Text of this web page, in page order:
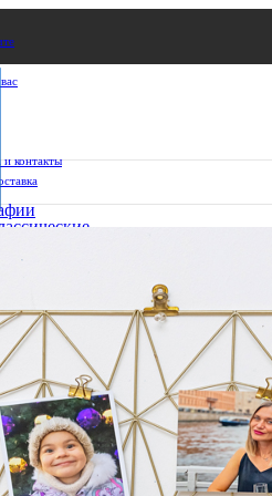
контакты
списка:
15х15
15х20
20х30
30х30
30х40
А4